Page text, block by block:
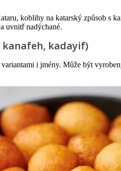
koblihy na katarský způsob s
uvnitř nadýchané.
kadayif)
i jmény. Může být